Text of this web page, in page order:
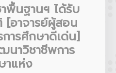
พื้นฐานฯ ได้รับ
[อาจารย์ผู้สอน
การศึกษาดีเด่น]
าวิชาชีพการ
าแห่ง